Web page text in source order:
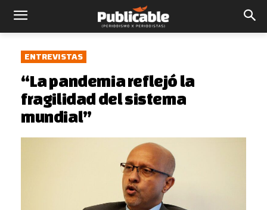
ENTREVISTAS
“La pandemia reflejó la
fragilidad del sistema
mundial”